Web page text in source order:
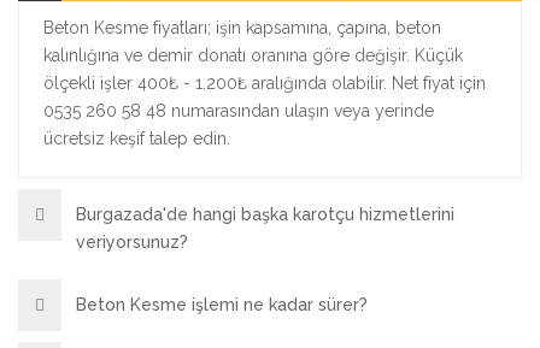
Beton Kesme fiyatları; işin kapsamına, çapına, beton
kalınlığına ve demir donatı oranına göre değişir. Küçük
ölçekli işler 400₺ - 1.200₺ aralığında olabilir. Net fiyat için
0535 260 58 48 numarasından ulaşın veya yerinde
ücretsiz keşif talep edin.
Burgazada'de hangi başka karotçu hizmetlerini
veriyorsunuz?
Beton Kesme işlemi ne kadar sürer?